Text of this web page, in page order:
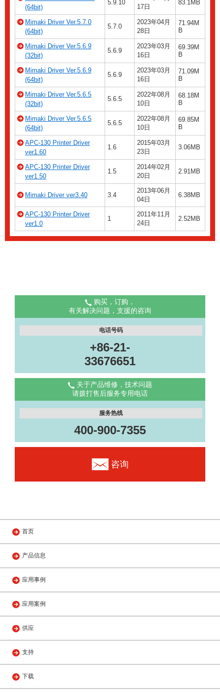
(64bit)
5.9.10
17日
83.1MB
Mimaki Driver Ver.5.7.0
(64bit)
5.7.0
2023年04月
28日
71.94M
B
Mimaki Driver Ver.5.6.9
(32bit)
5.6.9
2023年03月
16日
69.39M
B
Mimaki Driver Ver.5.6.9
(64bit)
5.6.9
2023年03月
16日
71.09M
B
Mimaki Driver Ver.5.6.5
(32bit)
5.6.5
2022年08月
10日
68.18M
B
Mimaki Driver Ver.5.6.5
(64bit)
5.6.5
2022年08月
10日
69.85M
B
APC-130 Printer Driver
ver1.60
1.6
2015年03月
23日
3.06MB
APC-130 Printer Driver
ver1.50
1.5
2014年02月
20日
2.91MB
Mimaki Driver ver3.40 3.4
2013年06月
04日
6.38MB
APC-130 Printer Driver
ver1.0
1
2011年11月
24日
2.52MB
购买，订购，
有关解决问题，支援的咨询
电话号码
+86-21-
33676651
关于产品维修，技术问题
请拨打售后服务专用电话
服务热线
400-900-7355
咨询
首页
产品信息
应用事例
应用案例
供应
支持
下载